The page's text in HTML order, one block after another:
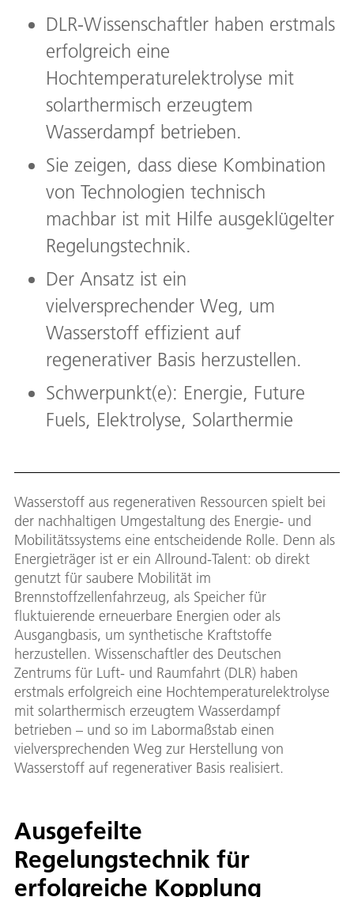
DLR-Wissenschaftler haben erstmals
erfolgreich eine
Hochtemperaturelektrolyse mit
solarthermisch erzeugtem
Wasserdampf betrieben.
Sie zeigen, dass diese Kombination
von Technologien technisch
machbar ist mit Hilfe ausgeklügelter
Regelungstechnik.
Der Ansatz ist ein
vielversprechender Weg, um
Wasserstoff effizient auf
regenerativer Basis herzustellen.
Schwerpunkt(e): Energie, Future
Fuels, Elektrolyse, Solarthermie
Wasserstoff aus regenerativen Ressourcen spielt bei
der nachhaltigen Umgestaltung des Energie- und
Mobilitätssystems eine entscheidende Rolle. Denn als
Energieträger ist er ein Allround-Talent: ob direkt
genutzt für saubere Mobilität im
Brennstoffzellenfahrzeug, als Speicher für
fluktuierende erneuerbare Energien oder als
Ausgangbasis, um synthetische Kraftstoffe
herzustellen. Wissenschaftler des Deutschen
Zentrums für Luft- und Raumfahrt (DLR) haben
erstmals erfolgreich eine Hochtemperaturelektrolyse
mit solarthermisch erzeugtem Wasserdampf
betrieben – und so im Labormaßstab einen
vielversprechenden Weg zur Herstellung von
Wasserstoff auf regenerativer Basis realisiert.
Ausgefeilte
Regelungstechnik für
erfolgreiche Kopplung